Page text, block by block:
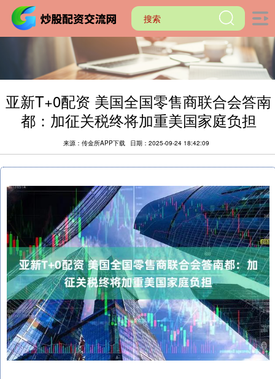
亚新T+0配资 美国全国零售商联合会答南
都：加征关税终将加重美国家庭负担
来源：传金所APP下载 日期：2025-09-24 18:42:09